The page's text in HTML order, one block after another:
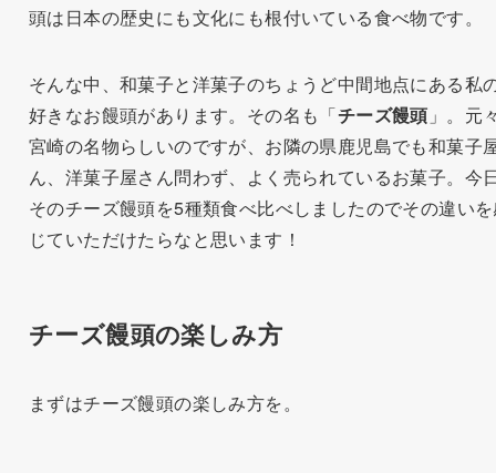
頭は日本の歴史にも文化にも根付いている食べ物です。
そんな中、和菓子と洋菓子のちょうど中間地点にある私
好きなお饅頭があります。その名も「チーズ饅頭 」。元
宮崎の名物らしいのですが、お隣の県鹿児島でも和菓子
ん、洋菓子屋さん問わず、よく売られているお菓子。今
そのチーズ饅頭を5種類食べ比べしましたのでその違い
じていただけたらなと思います！
チーズ饅頭の楽しみ方
まずはチーズ饅頭の楽しみ方を。